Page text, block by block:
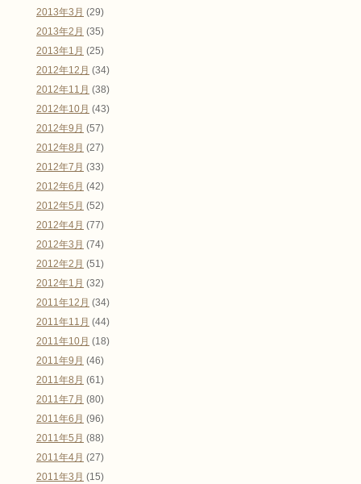
2013年3月 (29)
2013年2月 (35)
2013年1月 (25)
2012年12月 (34)
2012年11月 (38)
2012年10月 (43)
2012年9月 (57)
2012年8月 (27)
2012年7月 (33)
2012年6月 (42)
2012年5月 (52)
2012年4月 (77)
2012年3月 (74)
2012年2月 (51)
2012年1月 (32)
2011年12月 (34)
2011年11月 (44)
2011年10月 (18)
2011年9月 (46)
2011年8月 (61)
2011年7月 (80)
2011年6月 (96)
2011年5月 (88)
2011年4月 (27)
2011年3月 (15)